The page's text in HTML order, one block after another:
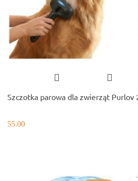
Szczotka parowa dla zwierząt Purlov
55.00